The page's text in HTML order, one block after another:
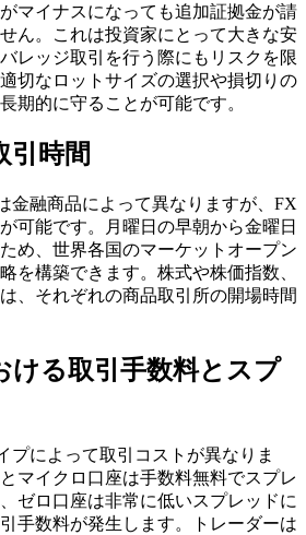
マイナスになっても追加証拠金が請
ん。これは投資家にとって大きな安
レッジ取引を行う際にもリスクを限
切なロットサイズの選択や損切りの
期的に守ることが可能です。
引時間
金融商品によって異なりますが、FX
可能です。月曜日の早朝から金曜日
め、世界各国のマーケットオープン
を構築できます。株式や株価指数、
、それぞれの商品取引所の開場時間
ける取引手数料とスプ
プによって取引コストが異なりま
マイクロ口座は手数料無料でスプレ
ゼロ口座は非常に低いスプレッドに
手数料が発生します。トレーダーは